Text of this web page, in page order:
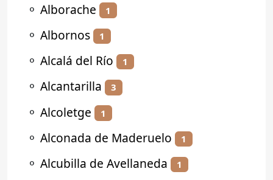
⚬ Alborache 1
⚬ Albornos 1
⚬ Alcalá del Río 1
⚬ Alcantarilla 3
⚬ Alcoletge 1
⚬ Alconada de Maderuelo 1
⚬ Alcubilla de Avellaneda 1